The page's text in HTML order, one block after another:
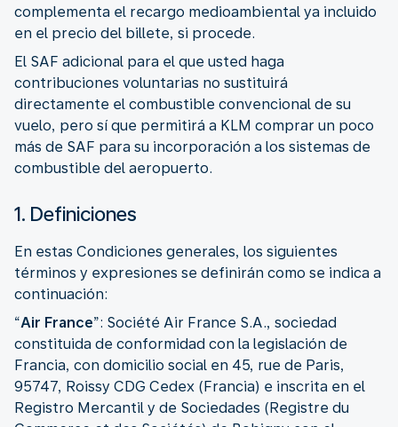
complementa el recargo medioambiental ya incluido
en el precio del billete, si procede.
El SAF adicional para el que usted haga
contribuciones voluntarias no sustituirá
directamente el combustible convencional de su
vuelo, pero sí que permitirá a KLM comprar un poco
más de SAF para su incorporación a los sistemas de
combustible del aeropuerto.
1. Definiciones
En estas Condiciones generales, los siguientes
términos y expresiones se definirán como se indica a
continuación:
“Air France”: Société Air France S.A., sociedad
constituida de conformidad con la legislación de
Francia, con domicilio social en 45, rue de Paris,
95747, Roissy CDG Cedex (Francia) e inscrita en el
Registro Mercantil y de Sociedades (Registre du